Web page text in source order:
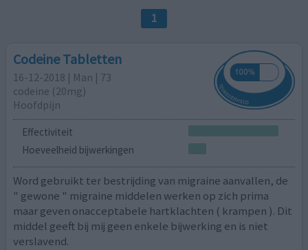
1
Codeine Tabletten
16-12-2018 | Man | 73
codeine (20mg)
Hoofdpijn
Effectiviteit
Hoeveelheid bijwerkingen
Word gebruikt ter bestrijding van migraine aanvallen, de
" gewone " migraine middelen werken op zich prima
maar geven onacceptabele hartklachten ( krampen ). Dit
middel geeft bij mij geen enkele bijwerking en is niet
verslavend.